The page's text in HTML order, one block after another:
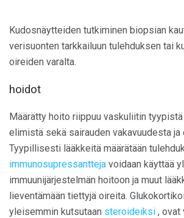
Kudosnäytteiden tutkiminen biopsian
verisuonten tarkkailuun tulehduksen tai
oireiden varalta.
hoidot
Määrätty hoito riippuu vaskuliitin
elimistä sekä sairauden vakavuudesta
Tyypillisesti lääkkeitä määrätään
immunosupressantteja voidaan käyttää
immuunijärjestelmän hoitoon ja muut
lieventämään tiettyjä oireita.
yleisemmin kutsutaan steroideiksi , ovat